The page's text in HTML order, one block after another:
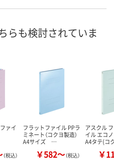
8月25日（火）まで
カゴへ カ
らも検討されていま
ァイ
（税込）
フラットファイル PPラ
ミネート（コクヨ製造）
A4サイズ …
￥582～（税込）
アスクル
イル エコ
A4タテ(コ
￥